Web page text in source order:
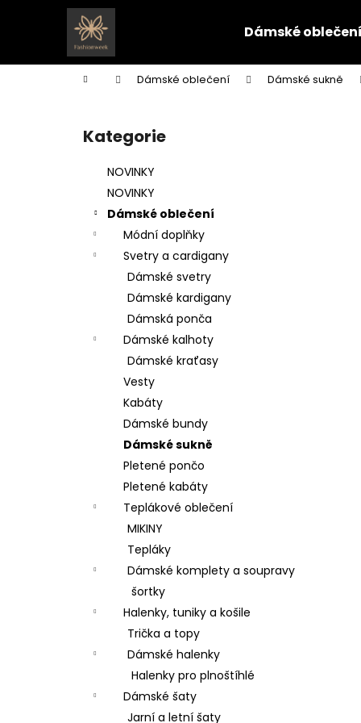
Dámské oblečení
Domů Dámské oblečení Dámské sukně
Přeskočit
kategorie
Kategorie
NOVINKY
NOVINKY
Dámské oblečení
Módní doplňky
Svetry a cardigany
Dámské svetry
Dámské kardigany
Dámská ponča
Dámské kalhoty
Dámské kraťasy
Vesty
Kabáty
Dámské bundy
Dámské sukně
Pletené pončo
Pletené kabáty
Teplákové oblečení
MIKINY
Tepláky
Dámské komplety a soupravy
šortky
Halenky, tuniky a košile
Trička a topy
Dámské halenky
Halenky pro plnoštíhlé
Dámské šaty
Jarní a letní šaty
í
Zpět
do
Zpět
do
BAVLNĚNÉ KALHOTY ALADDIN LEHKÉ A
VZDUŠNÉ K9700
499 Kč